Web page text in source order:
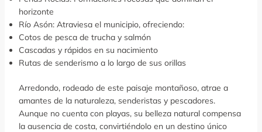
horizonte
Río Asón: Atraviesa el municipio, ofreciendo:
Cotos de pesca de trucha y salmón
Cascadas y rápidos en su nacimiento
Rutas de senderismo a lo largo de sus orillas
Arredondo, rodeado de este paisaje montañoso, atrae a
amantes de la naturaleza, senderistas y pescadores.
Aunque no cuenta con playas, su belleza natural compensa
la ausencia de costa, convirtiéndolo en un destino único